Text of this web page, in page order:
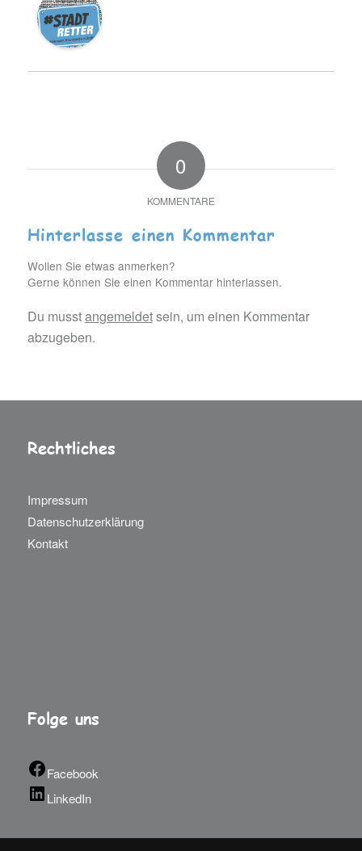
0
KOMMENTARE
Hinterlasse einen Kommentar
Wollen Sie etwas anmerken?
Gerne können Sie einen Kommentar hinterlassen.
Du musstangemeldetsein, um einen Kommentar
abzugeben.
Rechtliches
Impressum
Datenschutzerklärung
Kontakt
Folge uns
Facebook
LinkedIn